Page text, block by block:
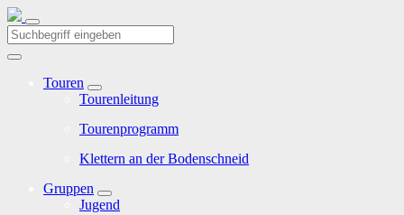
Touren
Tourenleitung
Tourenprogramm
Klettern an der Bodenschneid
Gruppen
Jugend